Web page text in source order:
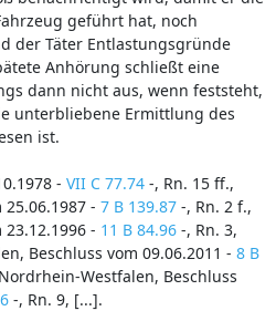
geführt hat, noch
der Täter Entlastungsgründe
Anhörung schließt eine
dann nicht aus, wenn feststeht,
unterbliebene Ermittlung des
ist.
- VII C 77.74-, Rn. 15 ff.,
25.06.1987 - 7 B 139.87-, Rn. 2 f.,
23.12.1996 - 11 B 84.96-, Rn. 3,
Beschluss vom 09.06.2011 - 8 B
Westfalen, Beschluss
-, Rn. 9, [...].